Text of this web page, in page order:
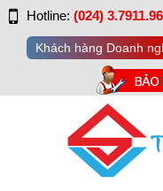
Hotline: (024)
Khách hàng Doanh